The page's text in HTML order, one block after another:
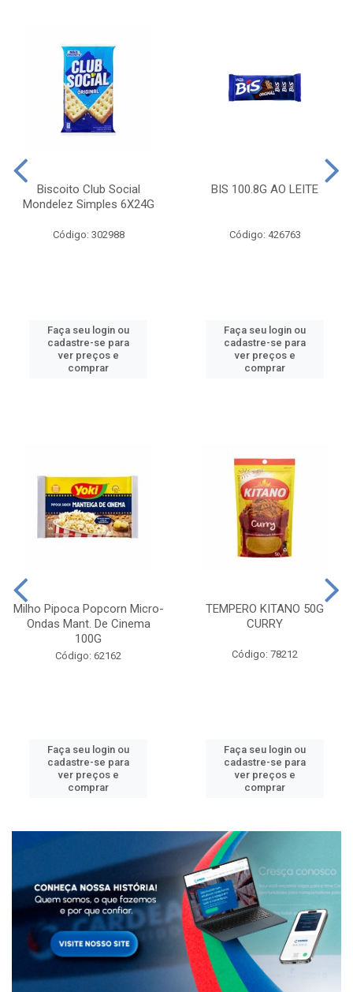
Biscoito Club Social
Mondelez Simples 6X24G
Código: 302988
Faça seu login ou
cadastre-se para
ver preços e
comprar
BIS 100.8G AO LEITE
Código: 426763
Faça seu login ou
cadastre-se para
ver preços e
comprar
Milho Pipoca Popcorn Micro-
Ondas Mant. De Cinema
100G
Código: 62162
Faça seu login ou
cadastre-se para
ver preços e
comprar
TEMPERO KITANO 50G
CURRY
Código: 78212
Faça seu login ou
cadastre-se para
ver preços e
comprar